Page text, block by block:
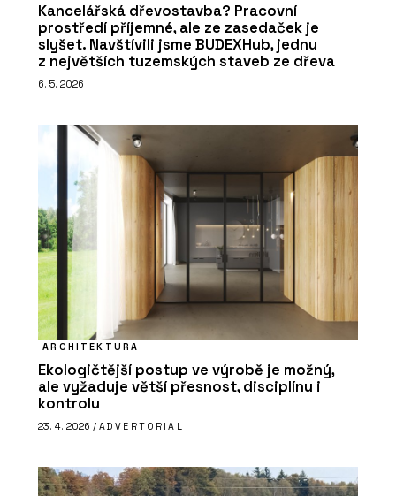
Kancelářská dřevostavba? Pracovní
prostředí příjemné, ale ze zasedaček je
slyšet. Navštívili jsme BUDEXHub, jednu
z největších tuzemských staveb ze dřeva
6. 5. 2026
ARCHITEKTURA
Ekologičtější postup ve výrobě je možný,
ale vyžaduje větší přesnost, disciplínu i
kontrolu
23. 4. 2026 / ADVERTORIAL